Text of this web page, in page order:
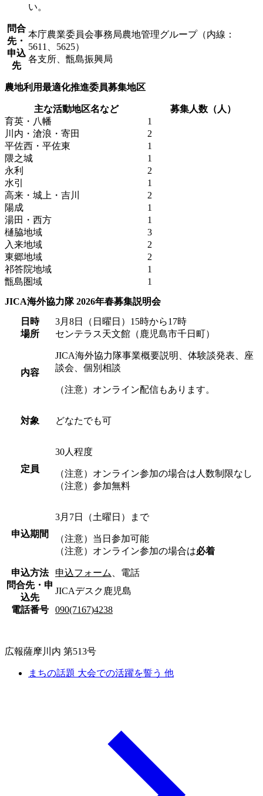
い。
問合
先・
申込
先
本庁農業委員会事務局農地管理グループ（内線：
5611、5625）
各支所、甑島振興局
農地利用最適化推進委員募集地区
主な活動地区名など
募集人数（人）
育英・八幡
1
川内・滄浪・寄田
2
平佐西・平佐東
1
隈之城
1
永利
2
水引
1
高来・城上・吉川
2
陽成
1
湯田・西方
1
樋脇地域
3
入来地域
2
東郷地域
2
祁答院地域
1
甑島圏域
1
JICA海外協力隊 2026年春募集説明会
日時
3月8日（日曜日）15時から17時
場所
センテラス天文館（鹿児島市千日町）
内容
JICA海外協力隊事業概要説明、体験談発表、座
談会、個別相談
（注意）オンライン配信もあります。
対象 どなたでも可
定員
30人程度
（注意）オンライン参加の場合は人数制限なし
（注意）参加無料
申込期間
3月7日（土曜日）まで
（注意）当日参加可能
（注意）オンライン参加の場合は必着
申込方法 申込フォーム、電話
問合先・申
込先
JICAデスク鹿児島
電話番号
090(7167)4238
広報薩摩川内 第513号
まちの話題 大会での活躍を誓う 他